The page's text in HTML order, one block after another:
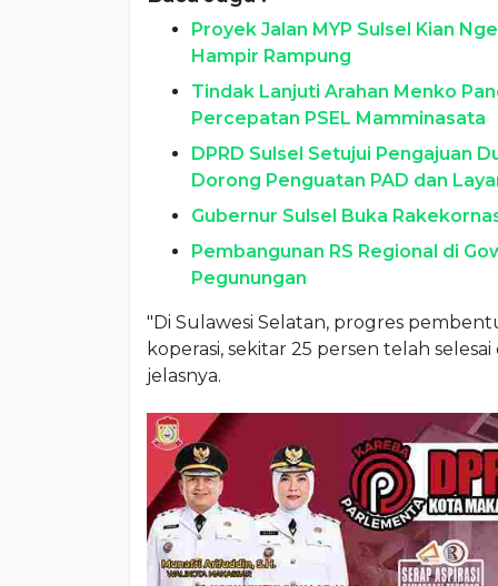
Proyek Jalan MYP Sulsel Kian
Hampir Rampung
Tindak Lanjuti Arahan Menko
Percepatan PSEL Mamminasata
DPRD Sulsel Setujui Pengajuan
Dorong Penguatan PAD dan
Gubernur Sulsel Buka
Pembangunan RS Regional di
Pegunungan
"Di Sulawesi Selatan, progres
koperasi, sekitar 25 persen telah
jelasnya.